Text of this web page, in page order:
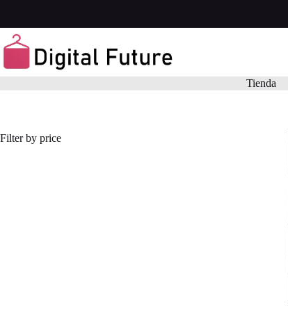
contenido
Tienda
Filter by price